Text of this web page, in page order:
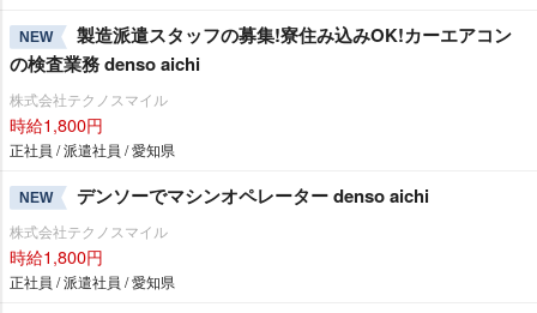
NEW
製造派遣スタッフの募集!寮住み込みOK!カーエアコン
の検査業務 denso aichi
株式会社テクノスマイル
時給1,800円
正社員 / 派遣社員 / 愛知県
NEW デンソーでマシンオペレーター denso aichi
株式会社テクノスマイル
時給1,800円
正社員 / 派遣社員 / 愛知県